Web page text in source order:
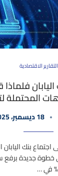
التقارير الاقتصادية
المحتملة
18 ديسمبر، 2025
اجتماع بنك
خطوة جديدة برفع